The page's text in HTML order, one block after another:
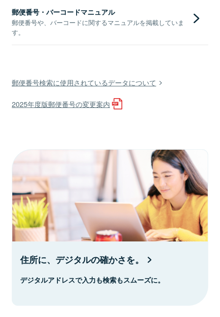
郵便番号・バーコードマニュアル
郵便番号や、バーコードに関するマニュアルを掲載していま
す。
郵便番号検索に使用されているデータについて
2025年度版郵便番号の変更案内
住所に、デジタルの確かさを。
デジタルアドレスで入力も検索もスムーズに。